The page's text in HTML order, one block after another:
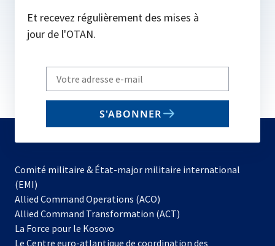
Et recevez régulièrement des mises à
jour de l'OTAN.
Write
your
email
S'ABONNER
Comité militaire & État-major militaire international
(EMI)
Allied Command Operations (ACO)
dans
nouvel
Allied Command Transformation (ACT)
La Force pour le Kosovo
dans
Le Centre euro-atlantique de coordination des